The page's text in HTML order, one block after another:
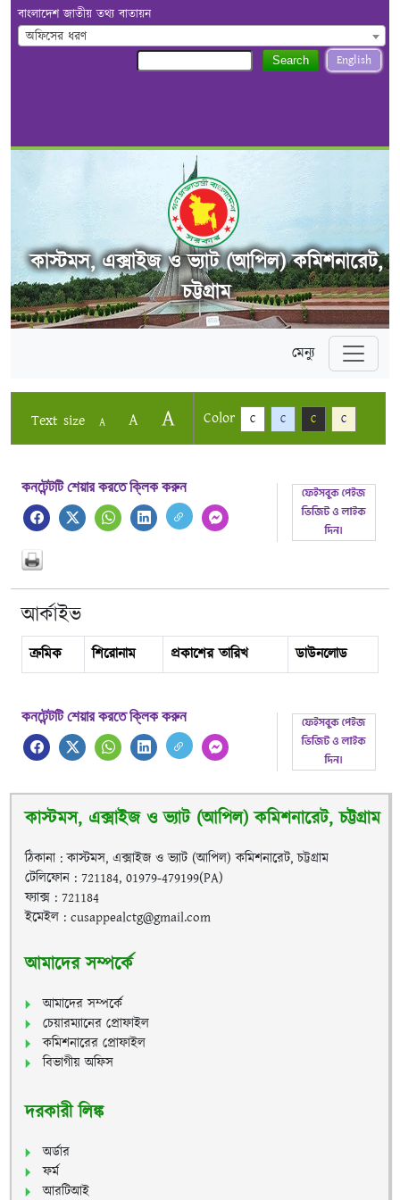
বাংলাদেশ জাতীয় তথ্য বাতায়ন
অফিসের ধরণ
English
Search
কাস্টমস, এক্সাইজ ও ভ্যাট (আপিল) কমিশনারেট,
চট্টগ্রাম
মেন্যু
Text size A A A Color C C C C
কনটেন্টটি শেয়ার করতে ক্লিক করুন
আর্কাইভ
ক্রমিক শিরোনাম প্রকাশের তারিখ ডাউনলোড
কনটেন্টটি শেয়ার করতে ক্লিক করুন
কাস্টমস, এক্সাইজ ও ভ্যাট (আপিল) কমিশনারেট, চট্টগ্রাম
ঠিকানা : কাস্টমস, এক্সাইজ ও ভ্যাট (আপিল) কমিশনারেট, চট্টগ্রাম
টেলিফোন : 721184, 01979-479199(PA)
ফ্যাক্স : 721184
ইমেইল : cusappealctg@gmail.com
আমাদের সম্পর্কে
আমাদের সম্পর্কে
চেয়ারম্যানের প্রোফাইল
কমিশনারের প্রোফাইল
বিভাগীয় অফিস
দরকারী লিঙ্ক
অর্ডার
ফর্ম
আরটিআই